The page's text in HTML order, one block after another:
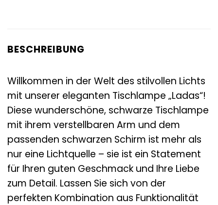
BESCHREIBUNG
Willkommen in der Welt des stilvollen Lichts
mit unserer eleganten Tischlampe „Ladas“!
Diese wunderschöne, schwarze Tischlampe
mit ihrem verstellbaren Arm und dem
passenden schwarzen Schirm ist mehr als
nur eine Lichtquelle – sie ist ein Statement
für Ihren guten Geschmack und Ihre Liebe
zum Detail. Lassen Sie sich von der
perfekten Kombination aus Funktionalität